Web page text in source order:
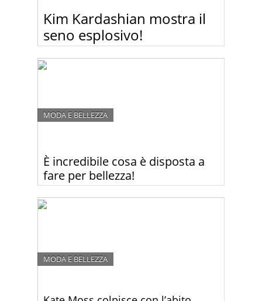
Kim Kardashian mostra il
seno esplosivo!
è ancora pronta a rinunciare di strizzarsi dentro
abiti che più stretti non si può! Sotto questa mini
È incredibile cosa è disposta a
fare per bellezza!
MODA E BELLEZZA
il suo volto ricoperto di sangue! Guardate perché.
MODA E BELLEZZA